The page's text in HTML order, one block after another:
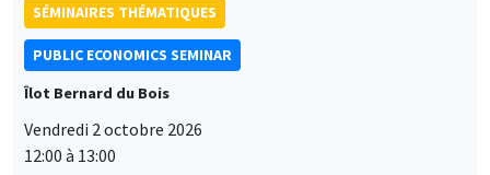
SÉMINAIRES THÉMATIQUES
PUBLIC ECONOMICS SEMINAR
Îlot Bernard du Bois
Vendredi 2 octobre 2026
12:00 à 13:00